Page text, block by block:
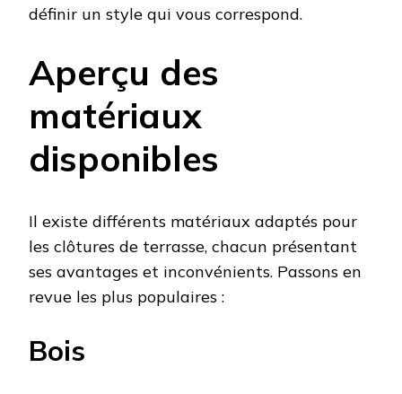
définir un style qui vous correspond.
Aperçu des
matériaux
disponibles
Il existe différents matériaux adaptés pour
les clôtures de terrasse, chacun présentant
ses avantages et inconvénients. Passons en
revue les plus populaires :
Bois